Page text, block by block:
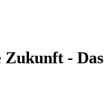
- Das